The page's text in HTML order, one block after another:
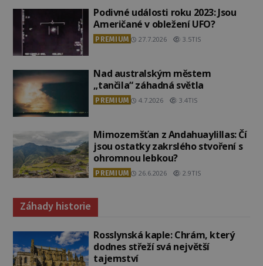
Podivné události roku 2023: Jsou
Američané v obležení UFO?
PREMIUM 27.7.2026 3.5TIS
Nad australským městem
„tančila“ záhadná světla
PREMIUM 4.7.2026 3.4TIS
Mimozemšťan z Andahuaylillas: Čí
jsou ostatky zakrslého stvoření s
ohromnou lebkou?
PREMIUM 26.6.2026 2.9TIS
Záhady historie
Rosslynská kaple: Chrám, který
dodnes střeží svá největší
tajemství